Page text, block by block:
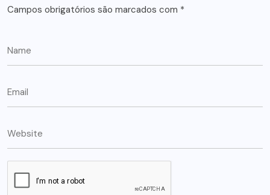
Campos obrigatórios são marcados com *